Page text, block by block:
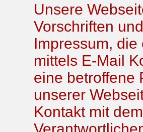
Unsere
Vorschriften
Impressum,
mittels E-Mail
eine betroffene
unserer
Kontakt mit